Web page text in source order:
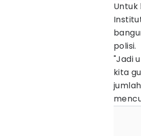
Untuk
polisi.
"Jadi
kita